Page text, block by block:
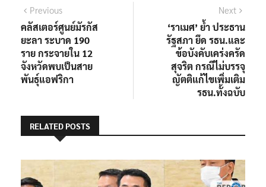
แนะแนว
เรื่อง
PreviousPrevious
post:
คลัสเตอร์ศูนย์มัรกัส
ยะลา ระบาด 190
ราย กระจายใน 12
จังหวัดพบเป็นสาย
พันธุ์แอฟริกา
Next
post:
‘ราเมศ’ ย้ำ ประธาน
รัฐสภา ยึด รธน.และ
ข้อบังคับเคร่งครัด
สุจริต กรณีไม่บรรจุ
ญัตติแก้ไขเพิ่มเติม
รธน.ทั้งฉบับ
RELATED POSTS